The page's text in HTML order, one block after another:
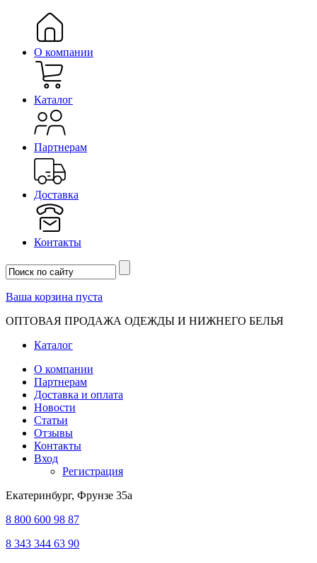
О компании
Каталог
Партнерам
Доставка
Контакты
Ваша корзина пуста
ОПТОВАЯ ПРОДАЖА ОДЕЖДЫ И НИЖНЕГО БЕЛЬЯ
Каталог
О компании
Партнерам
Доставка и оплата
Новости
Статьи
Отзывы
Контакты
Вход
Регистрация
Екатеринбург, Фрунзе 35а
8 800 600 98 87
8 343 344 63 90